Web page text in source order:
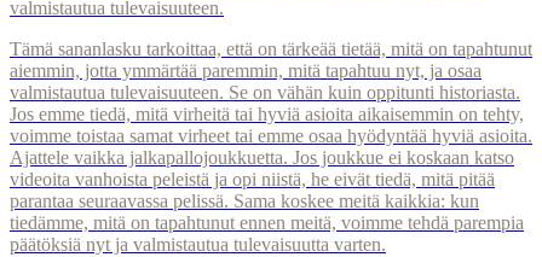
valmistautua tulevaisuuteen.
Tämä sananlasku tarkoittaa, että on tärkeää tietää, mitä on tapahtunut
aiemmin, jotta ymmärtää paremmin, mitä tapahtuu nyt, ja osaa
valmistautua tulevaisuuteen. Se on vähän kuin oppitunti historiasta.
Jos emme tiedä, mitä virheitä tai hyviä asioita aikaisemmin on tehty,
voimme toistaa samat virheet tai emme osaa hyödyntää hyviä asioita.
Ajattele vaikka jalkapallojoukkuetta. Jos joukkue ei koskaan katso
videoita vanhoista peleistä ja opi niistä, he eivät tiedä, mitä pitää
parantaa seuraavassa pelissä. Sama koskee meitä kaikkia: kun
tiedämme, mitä on tapahtunut ennen meitä, voimme tehdä parempia
päätöksiä nyt ja valmistautua tulevaisuutta varten.